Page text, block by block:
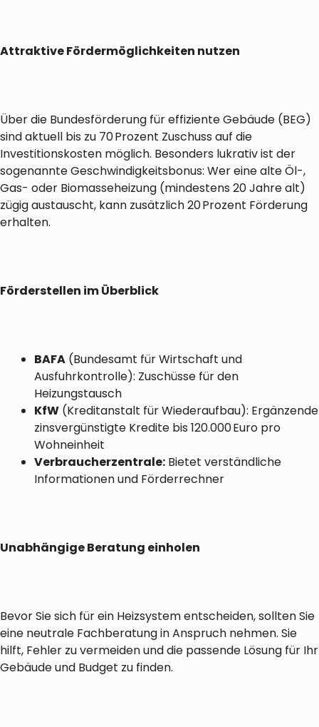
Attraktive Fördermöglichkeiten nutzen
Über die Bundesförderung für effiziente Gebäude (BEG)
sind aktuell bis zu 70 Prozent Zuschuss auf die
Investitionskosten möglich. Besonders lukrativ ist der
sogenannte Geschwindigkeitsbonus: Wer eine alte Öl-,
Gas- oder Biomasseheizung (mindestens 20 Jahre alt)
zügig austauscht, kann zusätzlich 20 Prozent Förderung
erhalten.
Förderstellen im Überblick
BAFA (Bundesamt für Wirtschaft und
Ausfuhrkontrolle): Zuschüsse für den
Heizungstausch
KfW (Kreditanstalt für Wiederaufbau): Ergänzende
zinsvergünstigte Kredite bis 120.000 Euro pro
Wohneinheit
Verbraucherzentrale: Bietet verständliche
Informationen und Förderrechner
Unabhängige Beratung einholen
Bevor Sie sich für ein Heizsystem entscheiden, sollten Sie
eine neutrale Fachberatung in Anspruch nehmen. Sie
hilft, Fehler zu vermeiden und die passende Lösung für Ihr
Gebäude und Budget zu finden.